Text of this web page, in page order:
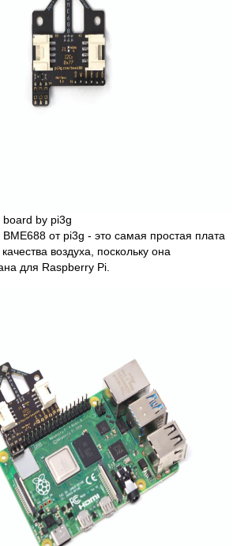
by pi3g
от pi3g - это самая простая плата
воздуха, поскольку она
для Raspberry Pi.